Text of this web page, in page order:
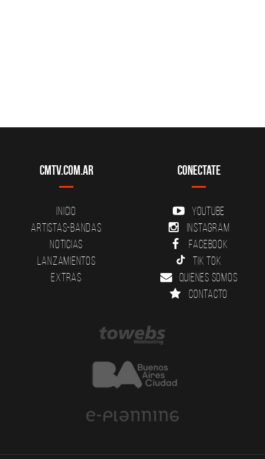
CMTV.com.ar
Inicio
Artistas-Bandas
Noticias
Lanzamientos
Extras
Conectate
YouTube
Instagram
Facebook
Tik Tok
Quienes somos
Contacto